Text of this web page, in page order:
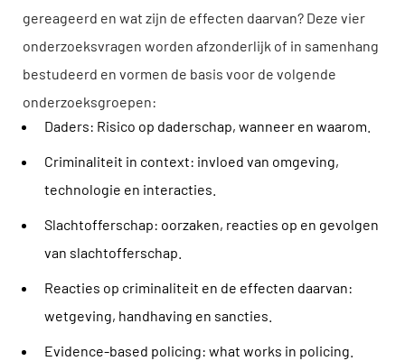
gereageerd en wat zijn de effecten daarvan? Deze vier
onderzoeksvragen worden afzonderlijk of in samenhang
bestudeerd en vormen de basis voor de volgende
onderzoeksgroepen:
Daders: Risico op daderschap, wanneer en waarom.
Criminaliteit in context: invloed van omgeving,
technologie en interacties.
Slachtofferschap: oorzaken, reacties op en gevolgen
van slachtofferschap.
Reacties op criminaliteit en de effecten daarvan:
wetgeving, handhaving en sancties.
Evidence-based policing: what works in policing.